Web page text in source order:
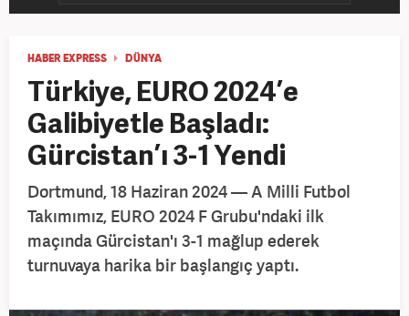
HABER EXPRESS DÜNYA
Türkiye, EURO 2024’e
Galibiyetle Başladı:
Gürcistan’ı 3-1 Yendi
Dortmund, 18 Haziran 2024 — A Milli Futbol
Takımımız, EURO 2024 F Grubu'ndaki ilk
maçında Gürcistan'ı 3-1 mağlup ederek
turnuvaya harika bir başlangıç yaptı.